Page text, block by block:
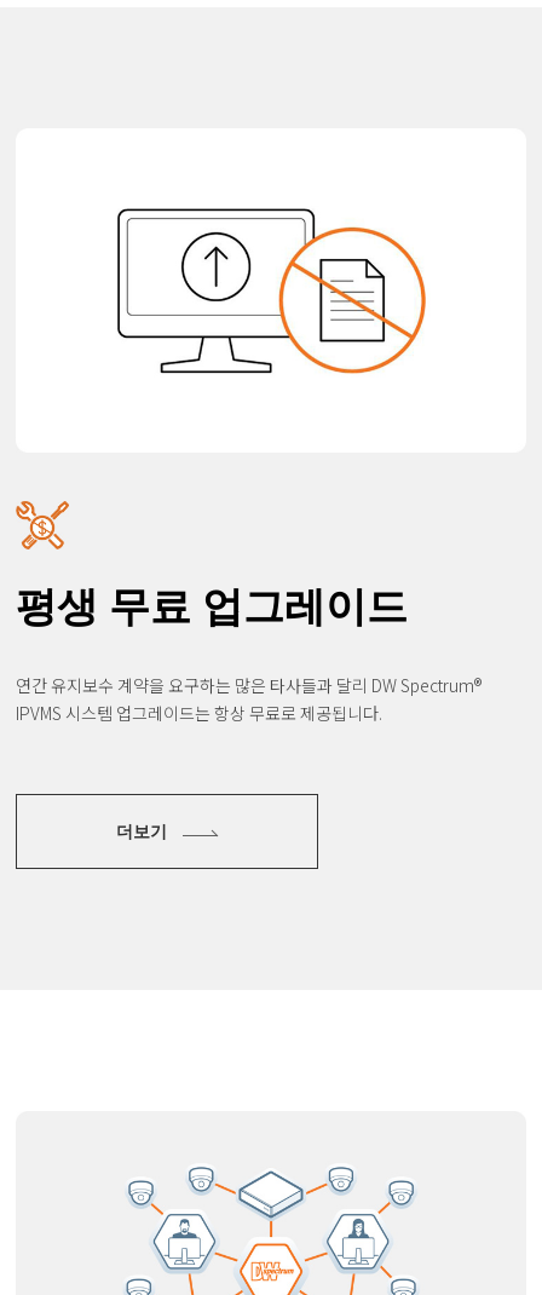
평생 무료 업그레이드
연간 유지보수 계약을 요구하는 많은 타사들과 달리 DW Spectrum®
IPVMS 시스템 업그레이드는 항상 무료로 제공됩니다.
더보기